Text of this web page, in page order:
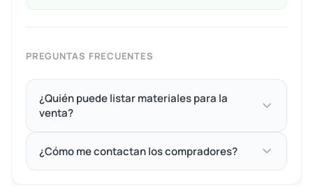
PREGUNTAS FRECUENTES
¿Quién puede listar materiales para la
venta?
¿Cómo me contactan los compradores?